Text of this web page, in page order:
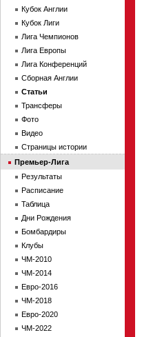
Кубок Англии
Кубок Лиги
Лига Чемпионов
Лига Европы
Лига Конференций
Сборная Англии
Статьи
Трансферы
Фото
Видео
Страницы истории
Премьер-Лига
Результаты
Расписание
Таблица
Дни Рождения
Бомбардиры
Клубы
ЧМ-2010
ЧМ-2014
Евро-2016
ЧМ-2018
Евро-2020
ЧМ-2022